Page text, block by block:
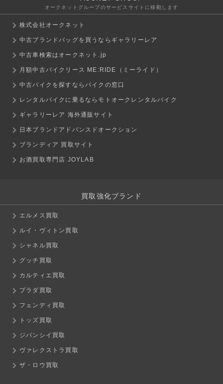
オークネットグループのサービスサイトに移動します
株式会社オークネット
中古ブランドバッグを買うならギャラリーレア
中古車検索はオークネット.jp
月額中古バイクリース ME:RIDE（ミーライド）
中古バイクを探すならバイクの窓口
レンタルバイクに乗るならモトオークレンタルバイク
ギャラリーレア 海外通販サイト
日本ブランドアドバンスドオークション
ブランディア 買取サイト
お酒買取専門店 JOYLAB
買取強化ブランド
エルメス買取
ルイ・ヴィトン買取
シャネル買取
グッチ買取
カルティエ買取
プラダ買取
フェンディ買取
トッズ買取
ジバンシイ買取
ヴァレクストラ買取
ザ・ロウ買取